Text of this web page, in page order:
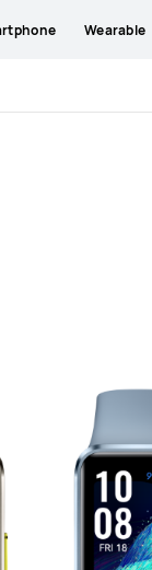
Wearable